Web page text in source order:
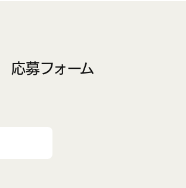
応募フォーム